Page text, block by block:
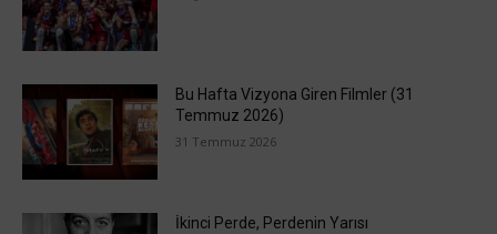
Bu Hafta Vizyona Giren Filmler (31
Temmuz 2026)
31 Temmuz 2026
İkinci Perde, Perdenin Yarısı